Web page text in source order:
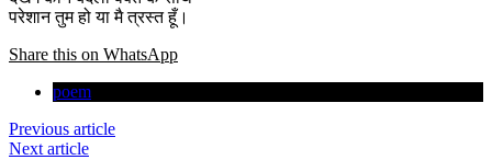
परेशान तुम हो या मै त्रस्त हूँ।
Share this on WhatsApp
poem
Previous article
Next article